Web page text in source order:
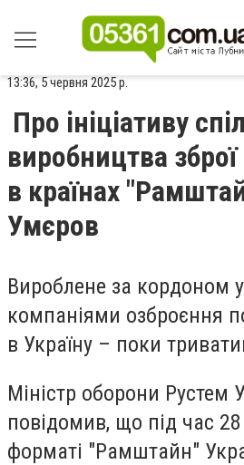
13:36, 5 червня 2025 р.
Про ініціативу
виробництва
в країнах
Умєров
Вироблене за кордоном
компаніями озброєння
в Україну – поки
Міністр оборони Рустем
повідомив, що під час
форматі "Рамштайн"